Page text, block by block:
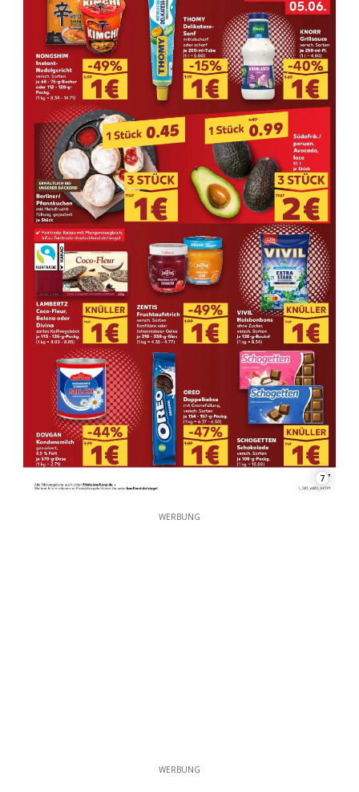
7
WERBUNG
WERBUNG